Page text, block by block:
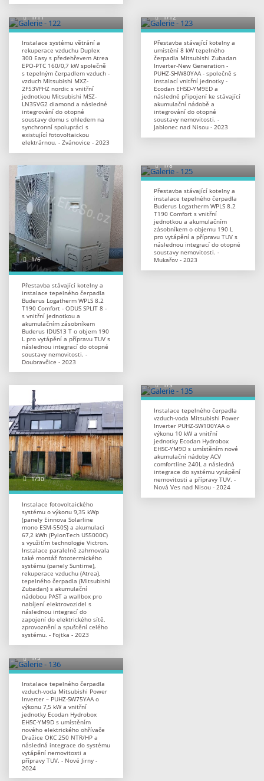
Instalace systému větrání a
rekuperace vzduchu Duplex
300 Easy s předehřevem Atrea
EPO-PTC 160/0,7 kW společně
s tepelným čerpadlem vzduch -
vzduch Mitsubishi MXZ-
2F53VFHZ nordic s vnitřní
jednotkou Mitsubishi MSZ-
LN35VG2 diamond a následné
integrování do otopné
soustavy domu s ohledem na
synchronní spolupráci s
existující fotovoltaickou
elektrárnou. - Zvánovice - 2023
Přestavba stávající kotelny a
umístění 8 kW tepelného
čerpadla Mitsubishi Zubadan
Inverter-New Generation -
PUHZ-SHW80YAA - společně s
instalací vnitřní jednotky -
Ecodan EHSD-YM9ED a
následné připojení ke stávající
akumulační nádobě a
integrování do otopné
soustavy nemovitosti. -
Jablonec nad Nisou - 2023
Přestavba stávající kotelny a
instalace tepelného čerpadla
Buderus Logatherm WPLS 8.2
T190 Comfort - ODUS SPLIT 8 -
s vnitřní jednotkou a
akumulačním zásobníkem
Buderus IDUS13 T o objem 190
L pro vytápění a přípravu TUV s
následnou integrací do otopné
soustavy nemovitosti. -
Doubravčice - 2023
Přestavba stávající kotelny a
instalace tepelného čerpadla
Buderus Logatherm WPLS 8.2
T190 Comfort s vnitřní
jednotkou a akumulačním
zásobníkem o objemu 190 L
pro vytápění a přípravu TUV s
následnou integrací do otopné
soustavy nemovitosti. -
Mukařov - 2023
Instalace fotovoltaického
systému o výkonu 9,35 kWp
(panely Einnova Solarline
mono ESM-550S) a akumulaci
67,2 kWh (PylonTech US5000C)
s využitím technologie Victron.
Instalace paralelně zahrnovala
také montáž fototermického
systému (panely Suntime),
rekuperace vzduchu (Atrea),
tepelného čerpadla (Mitsubishi
Zubadan) s akumulační
nádobou PAST a wallbox pro
nabíjení elektrovozidel s
následnou integrací do
zapojení do elektrického sítě,
zprovoznění a spuštění celého
systému. - Fojtka - 2023
Instalace tepelného čerpadla
vzduch-voda Mitsubishi Power
Inverter PUHZ-SW100YAA o
výkonu 10 kW a vnitřní
jednotky Ecodan Hydrobox
EHSC-YM9D s umístěním nové
akumulační nádoby ACV
comfortline 240L a následná
integrace do systému vytápění
nemovitosti a přípravy TUV. -
Nová Ves nad Nisou - 2024
Instalace tepelného čerpadla
vzduch-voda Mitsubishi Power
Inverter – PUHZ-SW75YAA o
výkonu 7,5 kW a vnitřní
jednotky Ecodan Hydrobox
EHSC-YM9D s umístěním
nového elektrického ohřívače
Dražice OKC 250 NTR/HP a
následná integrace do systému
vytápění nemovitosti a
přípravy TUV. - Nové Jirny -
2024